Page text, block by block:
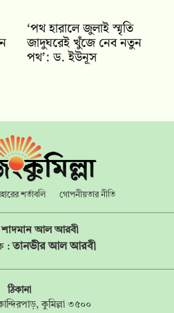
‘পথ হারালে জুলাই স্মৃতি
জাদুঘরেই খুঁজে নেব নতুন
পথ’: ড. ইউনূস
শর্তাবলি গোপনীয়তার নীতি
শাদমান আল আরবী
: তানভীর আল আরবী
ঠিকানা
কুমিল্লা ৩৫০০